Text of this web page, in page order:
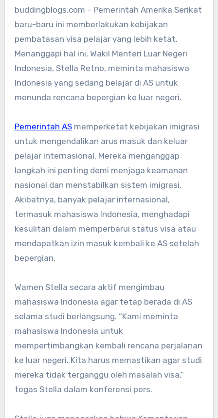
buddingblogs.com – Pemerintah Amerika Serikat
baru-baru ini memberlakukan kebijakan
pembatasan visa pelajar yang lebih ketat.
Menanggapi hal ini, Wakil Menteri Luar Negeri
Indonesia, Stella Retno, meminta mahasiswa
Indonesia yang sedang belajar di AS untuk
menunda rencana bepergian ke luar negeri.
Pemerintah ASmemperketat kebijakan imigrasi
untuk mengendalikan arus masuk dan keluar
pelajar internasional. Mereka menganggap
langkah ini penting demi menjaga keamanan
nasional dan menstabilkan sistem imigrasi.
Akibatnya, banyak pelajar internasional,
termasuk mahasiswa Indonesia, menghadapi
kesulitan dalam memperbarui status visa atau
mendapatkan izin masuk kembali ke AS setelah
bepergian.
Wamen Stella secara aktif mengimbau
mahasiswa Indonesia agar tetap berada di AS
selama studi berlangsung. “Kami meminta
mahasiswa Indonesia untuk
mempertimbangkan kembali rencana perjalanan
ke luar negeri. Kita harus memastikan agar studi
mereka tidak terganggu oleh masalah visa,”
tegas Stella dalam konferensi pers.